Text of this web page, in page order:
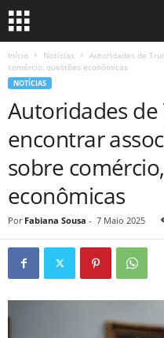
Início Notícias
Autoridades de
comércio, questões econômicas
NOTÍCIAS
Autoridades
encontrar
sobre
econômicas
Por Fabiana Sousa - 7 Maio 2025